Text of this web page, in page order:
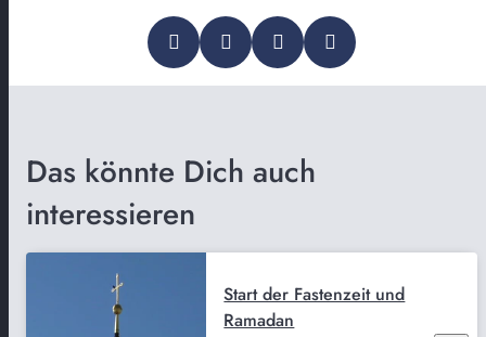
Das könnte Dich auch
interessieren
Start der Fastenzeit und
Ramadan